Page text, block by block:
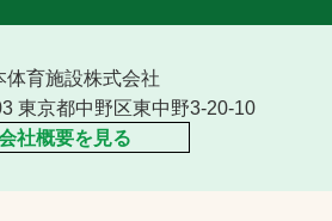
体育施設株式会社
東京都中野区東中野3-20-10
社概要を見る